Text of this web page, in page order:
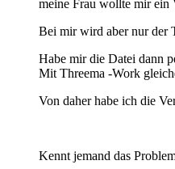
meine Frau wollte mir ein
Bei mir wird aber nur der
Habe mir die Datei dann
Mit Threema -Work
Von daher habe ich die
Kennt jemand das